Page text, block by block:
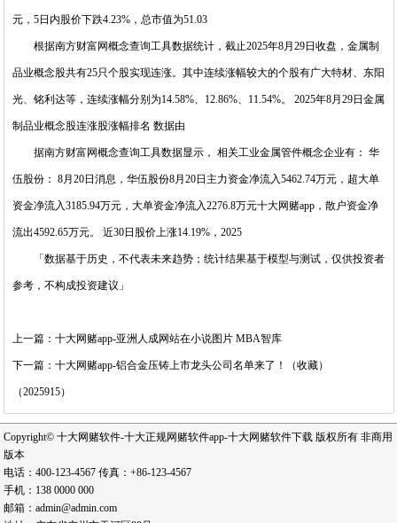
元，5日内股价下跌4.23%，总市值为51.03
根据南方财富网概念查询工具数据统计，截止2025年8月29日收盘，金属制
品业概念股共有25只个股实现连涨。其中连续涨幅较大的个股有广大特材、东阳
光、铭利达等，连续涨幅分别为14.58%、12.86%、11.54%。 2025年8月29日金属
制品业概念股连涨股涨幅排名 数据由
据南方财富网概念查询工具数据显示， 相关工业金属管件概念企业有： 华
伍股份： 8月20日消息，华伍股份8月20日主力资金净流入5462.74万元，超大单
资金净流入3185.94万元，大单资金净流入2276.8万元十大网赌app，散户资金净
流出4592.65万元。 近30日股价上涨14.19%，2025
「数据基于历史，不代表未来趋势；统计结果基于模型与测试，仅供投资者
参考，不构成投资建议」
上一篇：十大网赌app-亚洲人成网站在小说图片 MBA智库
下一篇：十大网赌app-铝合金压铸上市龙头公司名单来了！（收藏）
（2025915）
Copyright© 十大网赌软件-十大正规网赌软件app-十大网赌软件下载 版权所有 非商用
版本
电话：400-123-4567 传真：+86-123-4567
手机：138 0000 000
邮箱：admin@admin.com